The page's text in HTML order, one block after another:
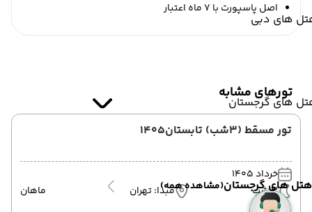
های دبی
های گرجستان
هتل های گرجستان(مشاهده همه)
اصل پاسپورت با 7 ماه اعتبار
تورهای مشابه
تور مسقط (3شب) تابستان1405
خرداد 1405
3 شب
مبدا: تهران ماهان